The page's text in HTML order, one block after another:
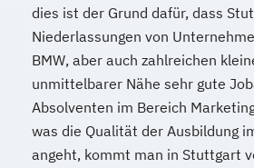
dies ist der Grund dafür, dass
Niederlassungen von
BMW, aber auch zahlreichen
unmittelbarer Nähe sehr gute
Absolventen im Bereich
was die Qualität der Ausbildung
angeht, kommt man in Stuttgart